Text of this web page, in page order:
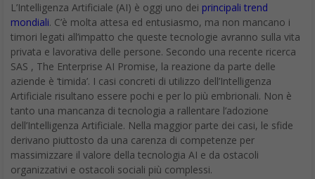
L’Intelligenza Artificiale (AI) è oggi uno dei principali trend
mondiali. C’è molta attesa ed entusiasmo, ma non mancano i
timori legati all’impatto che queste tecnologie avranno sulla vita
privata e lavorativa delle persone. Secondo una recente ricerca
SAS , The Enterprise AI Promise, la reazione da parte delle
aziende è ‘timida’. I casi concreti di utilizzo dell’Intelligenza
Artificiale risultano essere pochi e per lo più embrionali. Non è
tanto una mancanza di tecnologia a rallentare l’adozione
dell’Intelligenza Artificiale. Nella maggior parte dei casi, le sfide
derivano piuttosto da una carenza di competenze per
massimizzare il valore della tecnologia AI e da ostacoli
organizzativi e ostacoli sociali più complessi.